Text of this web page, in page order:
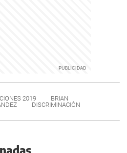
2019
BRIAN
DISCRIMINACIÓN